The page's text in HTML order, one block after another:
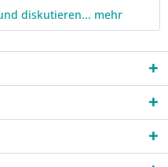
diskutieren... mehr